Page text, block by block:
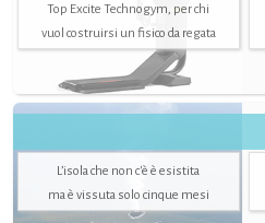
Top Excite Technogym, per chi
vuol costruirsi un fisico da regata
L’isola che non c'è è esistita
ma è vissuta solo cinque mesi